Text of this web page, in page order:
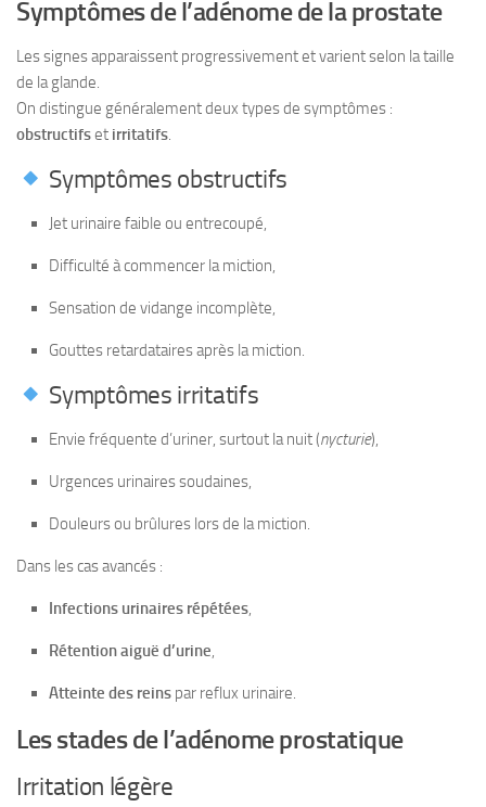
Symptômes de l’adénome de la prostate
Les signes apparaissent progressivement et varient selon la taille
de la glande.
On distingue généralement deux types de symptômes :
obstructifset irritatifs.
Symptômes obstructifs
Jet urinaire faible ou entrecoupé,
Difficulté à commencer la miction,
Sensation de vidange incomplète,
Gouttes retardataires après la miction.
Symptômes irritatifs
Envie fréquente d’uriner, surtout la nuit (nycturie),
Urgences urinaires soudaines,
Douleurs ou brûlures lors de la miction.
Dans les cas avancés :
Infections urinaires répétées,
Rétention aiguë d’urine,
Atteinte des reins par reflux urinaire.
Les stades de l’adénome prostatique
Irritation légère